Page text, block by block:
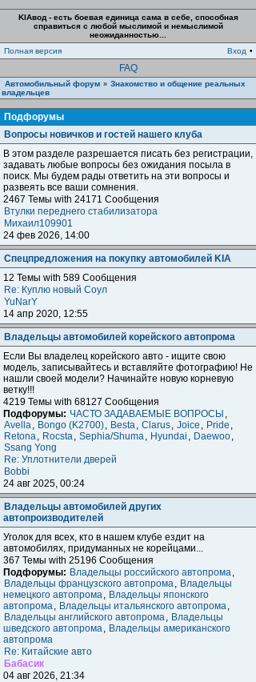
KIAвод - есть боевая единица сама в себе, способная
справиться с любой мыслимой и немыслимой
неожиданностью...
Полная версия
Вход •
FAQ
Автомобильный форум » Знакомство и общение реальных
владельцев
Подфорумы
Вопросы новичков и гостей нашего клуба
В этом разделе разрешается писать без регистрации,
задавать любые вопросы без ожидания посыла в
поиск. Мы будем рады ответить на эти вопросы и
развеять все ваши сомнения.
2467 Темы with 24171 Сообщения
Втулки переднего стабилизатора
Михаил109901
24 фев 2026, 14:00
Спецпредложения на покупку автомобилей KIA
12 Темы with 589 Сообщения
Re: Куплю новый Соул
YuNarY
14 апр 2020, 12:55
Владельцы автомобилей корейского автопрома
Если Вы владелец корейского авто - ищите свою
модель, записывайтесь и вставляйте фотографию! Не
нашли своей модели? Начинайте новую корневую
ветку!!!
4219 Темы with 68127 Сообщения
Подфорумы: ЧАСТО ЗАДАВАЕМЫЕ ВОПРОСЫ ,
Avella, Bongo (K2700), Besta, Clarus, Joice , Pride ,
Retona, Rocsta, Sephia/Shuma, Hyundai , Daewoo,
Ssang Yong
Re: Уплотнители дверей
Bobbi
24 авг 2025, 00:24
Владельцы автомобилей других
автопроизводителей
Уголок для всех, кто в нашем клубе ездит на
автомобилях, придуманных не корейцами...
367 Темы with 25196 Сообщения
Подфорумы: Владельцы российского автопрома,
Владельцы французского автопрома, Владельцы
немецкого автопрома, Владельцы японского
автопрома, Владельцы итальянского автопрома,
Владельцы английского автопрома, Владельцы
шведского автопрома, Владельцы американского
автопрома
Re: Китайские авто
Бабасик
04 авг 2026, 21:34